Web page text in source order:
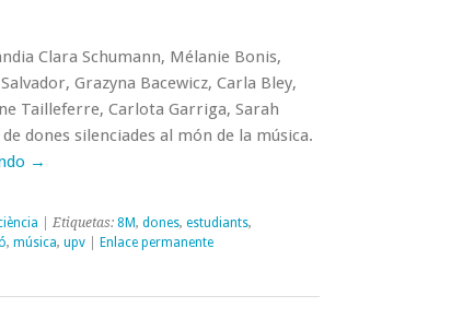
Clara Schumann, Mélanie Bonis,
Grazyna Bacewicz, Carla Bley,
Tailleferre, Carlota Garriga, Sarah
dones silenciades al món de la música.
→
| Etiquetas: 8M, dones, estudiants,
, música, upv| Enlace permanente